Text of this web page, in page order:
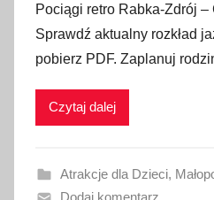
u
b
l
i
a
Pociągi retro Rabka-Zdrój –
Sprawdź aktualny rozkład
pobierz PDF. Zaplanuj
Czytaj dalej
Atrakcje dla Dzieci,
Dodaj komentarz